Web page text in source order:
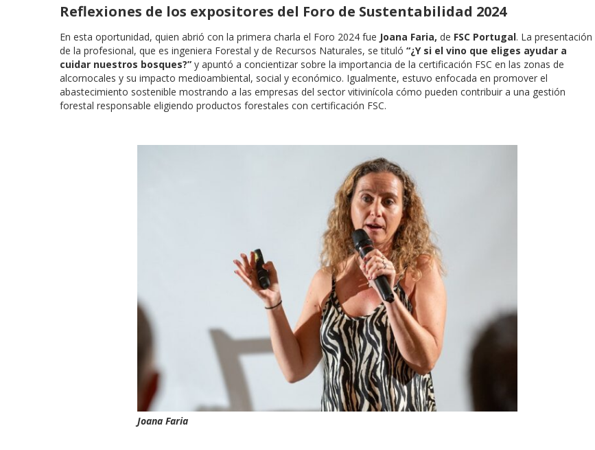
Reflexiones de los expositores del Foro de Sustentabilidad 2024
En esta oportunidad, quien abrió con la primera charla el Foro 2024 fue Joana Faria, de FSC Portugal. La presentación
de la profesional, que es ingeniera Forestal y de Recursos Naturales, se tituló “¿Y si el vino que eliges ayudar a
cuidar nuestros bosques?” y apuntó a concientizar sobre la importancia de la certificación FSC en las zonas de
alcornocales y su impacto medioambiental, social y económico. Igualmente, estuvo enfocada en promover el
abastecimiento sostenible mostrando a las empresas del sector vitivinícola cómo pueden contribuir a una gestión
forestal responsable eligiendo productos forestales con certificación FSC.
Joana Faria